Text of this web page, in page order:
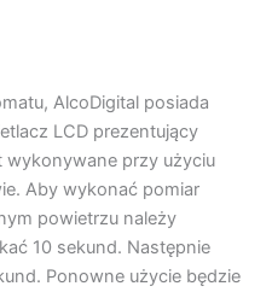
AlcoDigital posiada
LCD prezentujący
przy użyciu
Aby wykonać pomiar
powietrzu należy
10 sekund. Następnie
Ponowne użycie będzie